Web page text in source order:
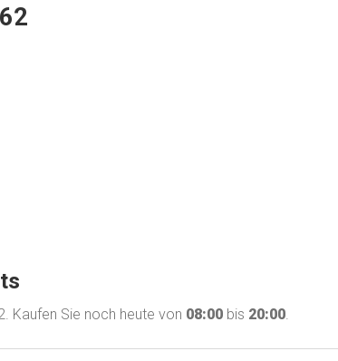
Kaufen Sie noch heute von 08:00 bis 20:00.